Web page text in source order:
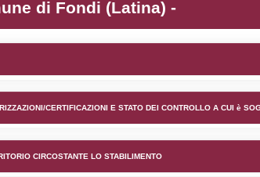
spa nel comune